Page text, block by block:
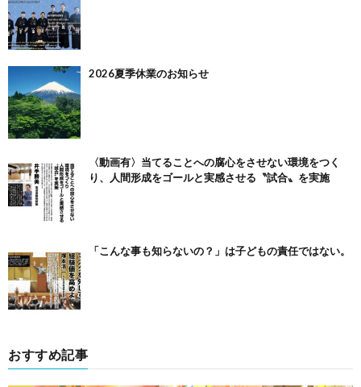
2026夏季休業のお知らせ
〈動画有〉当てることへの腐心をさせない環境をつく
り、人間形成をゴールと実感させる〝試合〟を実施
「こんな事も知らないの？」は子どもの責任ではない。
おすすめ記事